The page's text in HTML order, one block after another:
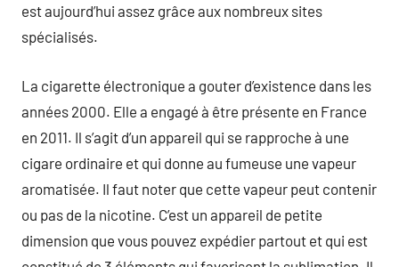
est aujourd’hui assez grâce aux nombreux sites
spécialisés.
La cigarette électronique a gouter d’existence dans les
années 2000. Elle a engagé à être présente en France
en 2011. Il s’agit d’un appareil qui se rapproche à une
cigare ordinaire et qui donne au fumeuse une vapeur
aromatisée. Il faut noter que cette vapeur peut contenir
ou pas de la nicotine. C’est un appareil de petite
dimension que vous pouvez expédier partout et qui est